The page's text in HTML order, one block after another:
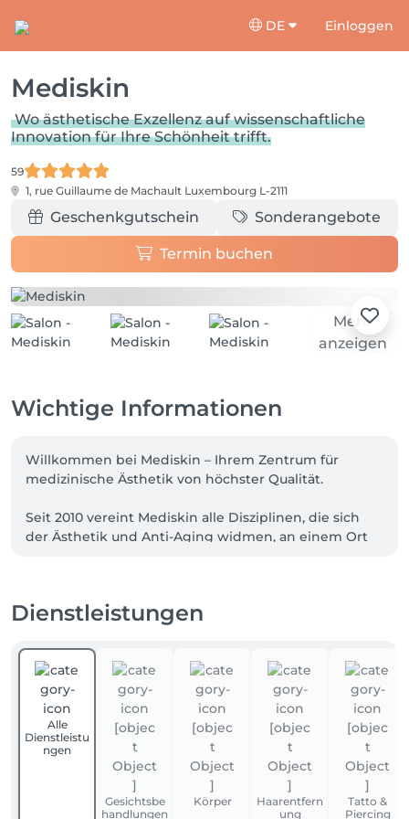
DE Einloggen
Mediskin
Wo ästhetische Exzellenz auf wissenschaftliche
Innovation für Ihre Schönheit trifft.
59
1, rue Guillaume de Machault Luxembourg L-2111
Geschenkgutschein Sonderangebote
Termin buchen
Mehr
anzeigen
Wichtige Informationen
Willkommen bei Mediskin – Ihrem Zentrum für
medizinische Ästhetik von höchster Qualität.
Seit 2010 vereint Mediskin alle Disziplinen, die sich
der Ästhetik und Anti-Aging widmen, an einem Ort
einschließlich:
Radiofrequenz, Gesichts-Laser, Hydralift,
Microneedling.
-Behandlung von Akne und Hautläsionen: ENEOMEY
Peeling.
-Straffungs- und Schlankheitspflege: Kryolipolyse, T-
Shape, B-Tonic, SORISA.
-Gesichts- & Körperpflege.
-Professionelle Laser-Haarentfernung: Candela, Nd
YAG, Alexandrit.
Dienstleistungen
Alle
Dienstleistu
ngen
Gesichtsbe
handlungen
Körper
Haarentfern
ung
Tatto &
Piercing